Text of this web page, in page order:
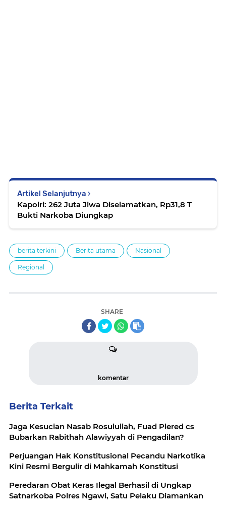
Artikel Selanjutnya
Kapolri: 262 Juta Jiwa Diselamatkan, Rp31,8 T
Bukti Narkoba Diungkap
berita terkini Berita utama Nasional
Regional
SHARE
komentar
Berita Terkait
Jaga Kesucian Nasab Rosulullah, Fuad Plered cs
Bubarkan Rabithah Alawiyyah di Pengadilan?
Perjuangan Hak Konstitusional Pecandu Narkotika
Kini Resmi Bergulir di Mahkamah Konstitusi
Peredaran Obat Keras Ilegal Berhasil di Ungkap
Satnarkoba Polres Ngawi, Satu Pelaku Diamankan